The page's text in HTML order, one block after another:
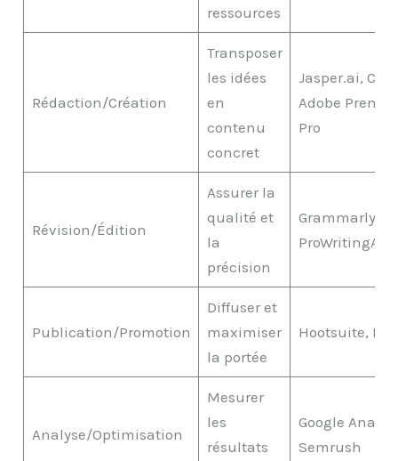
ressources
Rédaction/Création
Transposer
les idées
en
contenu
concret
Jasper.ai,
Adobe
Pro
Révision/Édition
Assurer la
qualité et
la
précision
Grammarly,
ProWritingAid
Publication/Promotion
Diffuser et
maximiser
la portée
Hootsuite,
Analyse/Optimisation
Mesurer
les
résultats
Google
Semrush